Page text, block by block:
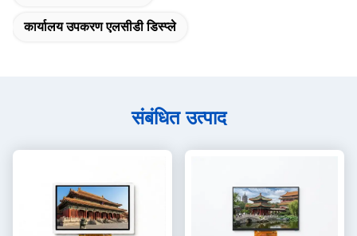
कार्यालय उपकरण एलसीडी डिस्प्ले
संबंधित उत्पाद